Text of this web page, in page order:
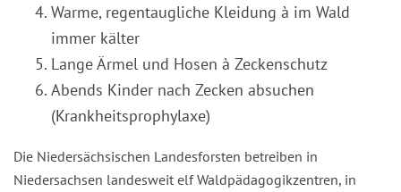
Warme, regentaugliche Kleidung à im Wald
immer kälter
Lange Ärmel und Hosen à Zeckenschutz
Abends Kinder nach Zecken absuchen
(Krankheitsprophylaxe)
Die Niedersächsischen Landesforsten betreiben in
Niedersachsen landesweit elf Waldpädagogikzentren, in